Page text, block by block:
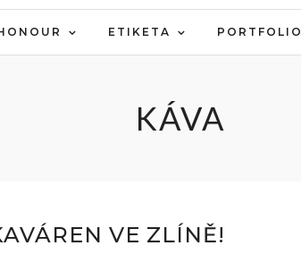
ETIKETA PORTFOLIO
KÁVA
VE ZLÍNĚ!